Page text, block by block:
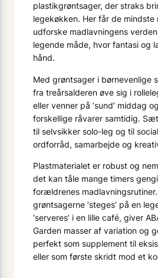
plastikgrøntsager, der straks
legekøkken. Her får de mindste
udforske madlavningens
legende måde, hvor fantasi og
hånd.
Med grøntsager i børnevenlige
fra treårsalderen øve sig i
eller venner på ‘sund’ middag
forskellige råvarer samtidig.
til selvsikker solo-leg og til
ordforråd, samarbejde og
Plastmaterialet er robust og
det kan tåle mange timers
forældrenes
grøntsagerne ‘steges’ på en
‘serveres’ i en lille café, giver
Garden masser af variation og
perfekt som supplement til
eller som første skridt mod et